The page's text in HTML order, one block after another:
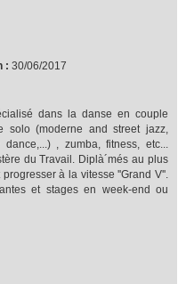
: 30/06/2017
dans la danse en couple
solo (moderne and street jazz,
, zumba, fitness, etc...
du Travail. Diplà´més au plus
à la vitesse ''Grand V''.
et stages en week-end ou